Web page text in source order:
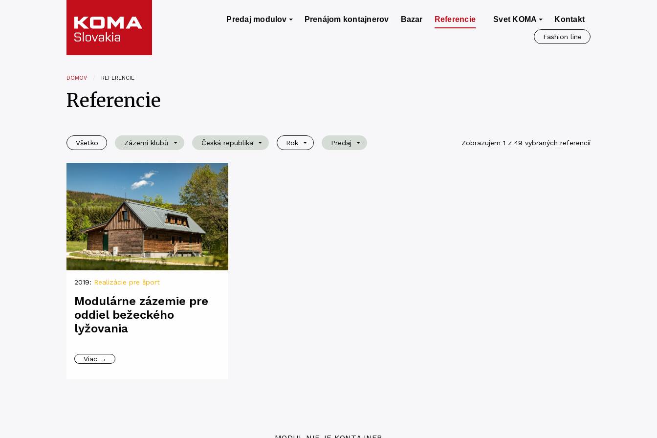
Predaj modulov Prenájom kontajnerov Bazar Referencie Svet KOMA Kontakt
Fashion line
DOMOV REFERENCIE
Referencie
Všetko Zázemí klubů Česká republika Rok Predaj Zobrazujem 1 z 49 vybraných referencií
2019: Realizácie pre šport
Modulárne zázemie pre
oddiel bežeckého
lyžovania
Viac →